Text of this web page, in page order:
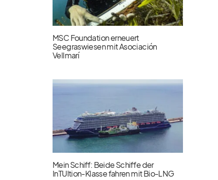
MSC Foundation erneuert
Seegraswiesen mit Asociación
Vellmarí
Mein Schiff: Beide Schiffe der
InTUItion-Klasse fahren mit Bio-LNG